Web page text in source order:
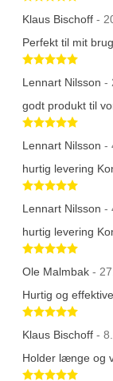
Klaus Bischoff -
Perfekt til mit
Lennart Nilsson -
godt produkt til
Lennart Nilsson -
hurtig levering
Lennart Nilsson -
hurtig levering
Ole Malmbak -
Hurtig og
Klaus Bischoff -
Holder længe og